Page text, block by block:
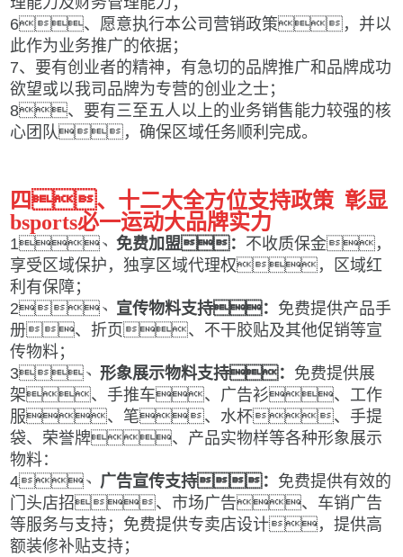
6、愿意执行本公司营销政策，并以
此作为业务推广的依据；
7、要有创业者的精神，有急切的品牌推广和品牌成功
欲望或以我司品牌为专营的创业之士；
8、要有三至五人以上的业务销售能力较强的核
心团队，确保区域任务顺利完成。
四、十二大全方位支持政策 彰显
bsports必一运动大品牌实力
1、免费加盟： 不收质保金，
享受区域保护，独享区域代理权，区域红
利有保障；
2、 宣传物料支持： 免费提供产品手
册、折页、不干胶贴及其他促销等宣
传物料；
3、形象展示物料支持： 免费提供展
架、 手推车、 广告衫、 工作
服、 笔、水杯、手提
袋、荣誉牌、产品实物样等各种形象展示
物料：
4、 广告宣传支持： 免费提供有效的
门头店招、市场广告、车销广告
等服务与支持；免费提供专卖店设计，提供高
额装修补贴支持；